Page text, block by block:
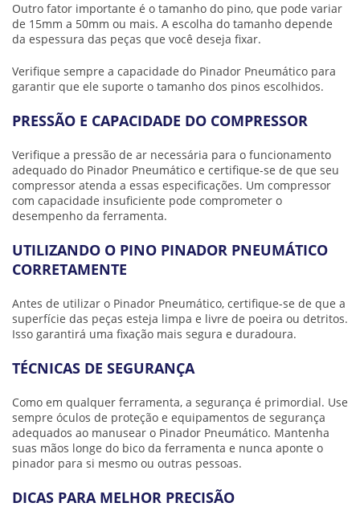
Outro fator importante é o tamanho do pino, que pode variar
de 15mm a 50mm ou mais. A escolha do tamanho depende
da espessura das peças que você deseja fixar.
Verifique sempre a capacidade do Pinador Pneumático para
garantir que ele suporte o tamanho dos pinos escolhidos.
PRESSÃO E CAPACIDADE DO COMPRESSOR
Verifique a pressão de ar necessária para o funcionamento
adequado do Pinador Pneumático e certifique-se de que seu
compressor atenda a essas especificações. Um compressor
com capacidade insuficiente pode comprometer o
desempenho da ferramenta.
UTILIZANDO O PINO PINADOR PNEUMÁTICO
CORRETAMENTE
Antes de utilizar o Pinador Pneumático, certifique-se de que a
superfície das peças esteja limpa e livre de poeira ou detritos.
Isso garantirá uma fixação mais segura e duradoura.
TÉCNICAS DE SEGURANÇA
Como em qualquer ferramenta, a segurança é primordial. Use
sempre óculos de proteção e equipamentos de segurança
adequados ao manusear o Pinador Pneumático. Mantenha
suas mãos longe do bico da ferramenta e nunca aponte o
pinador para si mesmo ou outras pessoas.
DICAS PARA MELHOR PRECISÃO